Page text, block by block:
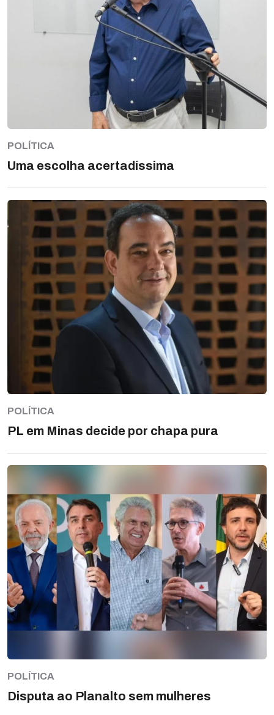
POLÍTICA
Uma escolha acertadíssima
POLÍTICA
PL em Minas decide por chapa pura
POLÍTICA
Disputa ao Planalto sem mulheres